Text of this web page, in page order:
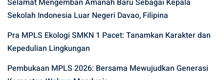
Selamat Mengemban Amanah Baru Sebagai Kepala
Sekolah Indonesia Luar Negeri Davao, Filipina
Pra MPLS Ekologi SMKN 1 Pacet: Tanamkan Karakter dan
Kepedulian Lingkungan
Pembukaan MPLS 2026: Bersama Mewujudkan Generasi